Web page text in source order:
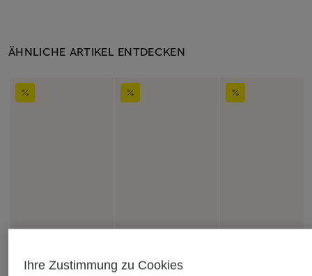
ÄHNLICHE ARTIKEL ENTDECKEN
Ihre Zustimmung zu Cookies